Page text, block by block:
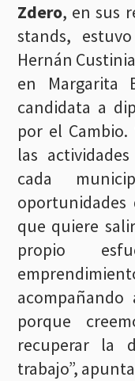
Zdero, en sus
stands,
Hernán
en Margarita
candidata a
por el Cambio.
las
cada
que quiere
propio
porque
recuperar la
trabajo”,